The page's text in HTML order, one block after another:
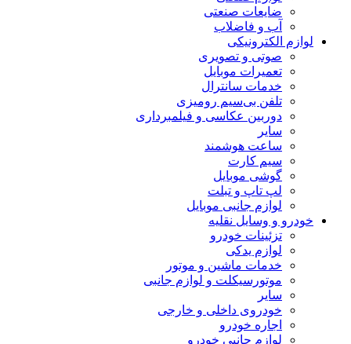
ضایعات صنعتی
آب و فاضلاب
لوازم الکترونیکی
صوتی و تصویری
تعمیرات موبایل
خدمات سانترال
تلفن بی‌سیم رومیزی
دوربین عکاسی و فیلمبرداری
سایر
ساعت هوشمند
سیم کارت
گوشی موبایل
لپ تاپ و تبلت
لوازم جانبی موبایل
خودرو و وسایل نقلیه
تزئینات خودرو
لوازم یدکی
خدمات ماشین و موتور
موتورسیکلت و لوازم جانبی
سایر
خودروی داخلی و خارجی
اجاره خودرو
لوازم جانبی خودرو